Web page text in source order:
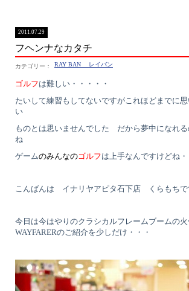
フヘンナなカタチ
2011.07.29
RAY BAN レイバン
ゴルフは難しい・・・・・
たいして練習もしてないですがこれほどまでに
い
ものとは思いませんでした だから夢中になれる
ね
ゲームのみんなのゴルフは上手なんですけどね・
こんばんは イナリヤアピタ石下店 くらもちで
今日は今はやりのクラシカルフレームブームの
WAYFARERのご紹介を少しだけ・・・